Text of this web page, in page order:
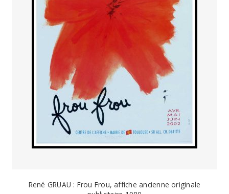
René GRUAU : Frou Frou, affiche ancienne originale